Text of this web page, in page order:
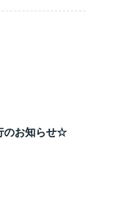
のお知らせ☆